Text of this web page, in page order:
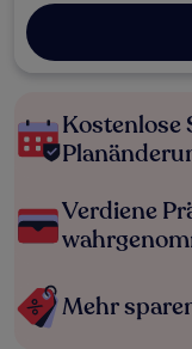
Kostenlose
Verdiene
Mehr